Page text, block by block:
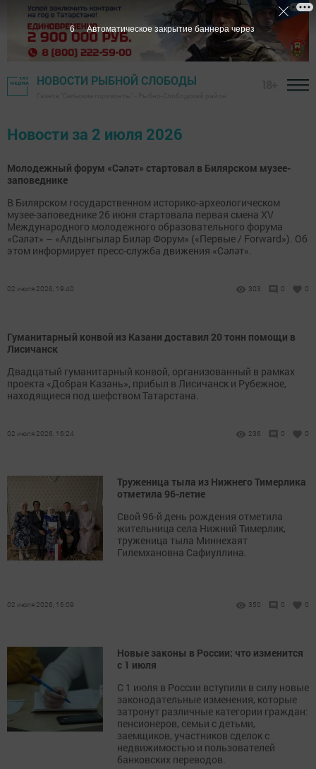
НОВОСТИ РЫБНОЙ СЛОБОДЫ
Новости за 2 июля 2026
Молодежный форум «Сәләт» стартовал в Билярском музее-
заповеднике
В Билярском государственном историко-археологическом
музее-заповеднике 26 июня стартовала первая смена XV
Международного молодежного образовательного форума
«Сәләт» – «Алдынгылар Биләр Форум» («Первые / Forward»). Об
этом информирует пресс-служба движения «Сәләт».
02 июля 2026, 19:40 303 0 0
Гуманитарный конвой из Казани доставил 20 тонн помощи в
Лисичанск
Двадцатый гуманитарный конвой, организованный в рамках
проекта «Добрая Казань», прибыл в Лисичанск и Рубежное,
находящиеся под шефством Татарстана.
02 июля 2026, 16:24 236 0 0
Труженица тыла из Нижнего Тимерлика
отметила 96-летие
Свой 96-й день рождения отметила
жительница села Нижний Тимерлик,
труженица тыла Миннехаят
Гилемхановна Сафиуллина.
02 июля 2026, 16:09 350 0 0
Новые законы в России: что изменится
с 1 июля
С 1 июля в России вступили в силу новые
законодательные изменения, которые
затронут различные категории граждан:
пенсионеров, семьи с детьми,
заемщиков, участников сделок с
недвижимостью и пользователей
банковских переводов.
5 Автоматическое закрытие баннера через